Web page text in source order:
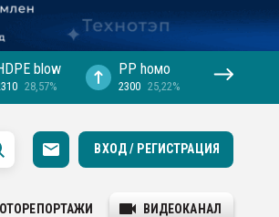
blow
28,57%
PP hомо
2300 25,22%
ВХОД / РЕГИСТРАЦИЯ
ВИДЕОКАНАЛ